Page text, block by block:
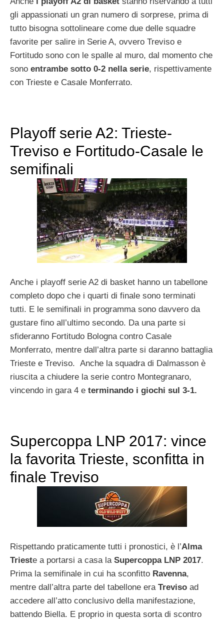
gli appassionati un gran numero di sorprese, prima di
tutto bisogna sottolineare come due delle squadre
favorite per salire in Serie A, ovvero Treviso e
Fortitudo sono con le spalle al muro, dal momento che
sono entrambe sotto 0-2 nella serie, rispettivamente
con Trieste e Casale Monferrato.
Playoff serie A2: Trieste-
Treviso e Fortitudo-Casale le
semifinali
Anche i playoff serie A2 di basket hanno un tabellone
completo dopo che i quarti di finale sono terminati
tutti. E le semifinali in programma sono davvero da
gustare fino all’ultimo secondo. Da una parte si
sfideranno Fortitudo Bologna contro Casale
Monferrato, mentre dall’altra parte si daranno battaglia
Trieste e Treviso. Anche la squadra di Dalmasson è
riuscita a chiudere la serie contro Montegranaro,
vincendo in gara 4 e terminando i giochi sul 3-1.
Supercoppa LNP 2017: vince
la favorita Trieste, sconfitta in
finale Treviso
Rispettando praticamente tutti i pronostici, è l’Alma
Trieste a portarsi a casa la Supercoppa LNP 2017.
Prima la semifinale in cui ha sconfitto Ravenna,
mentre dall’altra parte del tabellone era Treviso ad
accedere all’atto conclusivo della manifestazione,
battendo Biella. E proprio in questa sorta di scontro